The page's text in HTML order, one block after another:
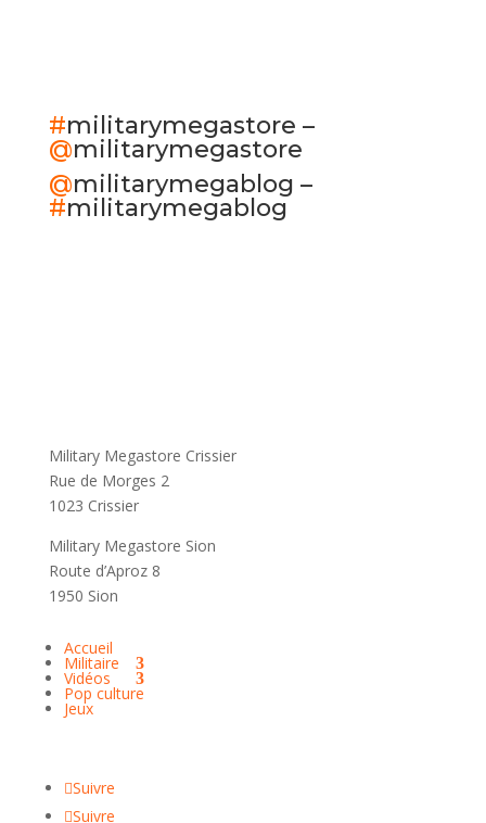
#militarymegastore –
@militarymegastore
@militarymegablog –
#militarymegablog
Military Megastore Crissier
Rue de Morges 2
1023 Crissier
Military Megastore Sion
Route d’Aproz 8
1950 Sion
Accueil
Militaire
Vidéos
Pop culture
Jeux
Suivre
Suivre